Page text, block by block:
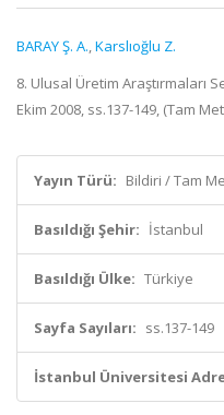
BARAY Ş. A.,Karslıoğlu Z.
8. Ulusal Üretim Araştırmaları
Ekim 2008, ss.137-149, (Tam
Yayın Türü: Bildiri / Tam
Basıldığı Şehir: İstanbul
Basıldığı Ülke: Türkiye
Sayfa Sayıları: ss.137-149
İstanbul Üniversitesi